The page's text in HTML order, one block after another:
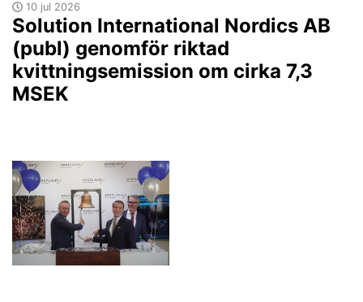
10 jul 2026
Solution International Nordics AB
(publ) genomför riktad
kvittningsemission om cirka 7,3
MSEK